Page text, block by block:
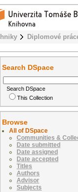
Diplomové
Search DSpace
Search DSpace
This Collection
Browse
All of DSpace
Communities &
Date submitted
Date assigned
Date accepted
Titles
Authors
Advisor
Subjects